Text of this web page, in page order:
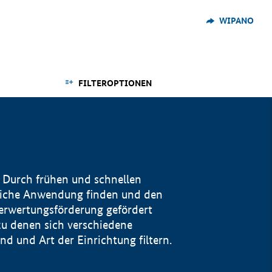
WIPANO
FILTEROPTIONEN
frühen und schnellen
Anwendung finden und den
gefördert
denen sich verschiedene
und Art der Einrichtung filtern.